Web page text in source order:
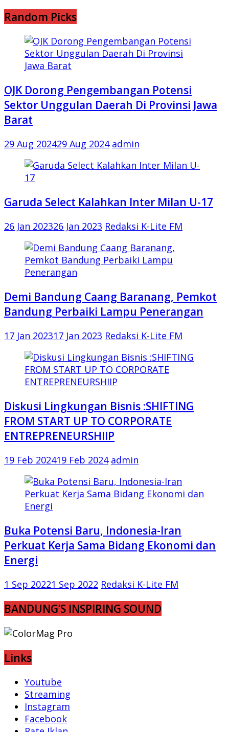
Random Picks
OJK Dorong Pengembangan Potensi
Sektor Unggulan Daerah Di Provinsi Jawa
Barat
29 Aug 202429 Aug 2024 admin
Garuda Select Kalahkan Inter Milan U-17
26 Jan 202326 Jan 2023 Redaksi K-Lite FM
Demi Bandung Caang Baranang, Pemkot
Bandung Perbaiki Lampu Penerangan
17 Jan 202317 Jan 2023 Redaksi K-Lite FM
Diskusi Lingkungan Bisnis :SHIFTING
FROM START UP TO CORPORATE
ENTREPRENEURSHIIP
19 Feb 202419 Feb 2024 admin
Buka Potensi Baru, Indonesia-Iran
Perkuat Kerja Sama Bidang Ekonomi dan
Energi
1 Sep 20221 Sep 2022 Redaksi K-Lite FM
BANDUNG’S INSPIRING SOUND
Links
Youtube
Streaming
Instagram
Facebook